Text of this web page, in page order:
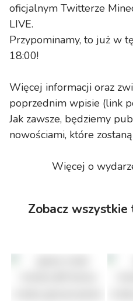
oficjalnym Twitterze
LIVE.
Przypominamy, to już w
18:00!
Więcej informacji oraz
poprzednim wpisie (link
Jak zawsze, będziemy
nowościami, które
Więcej o
Zobacz